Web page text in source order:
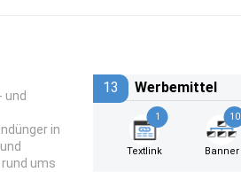
und
in
ums
13 Werbemittel
1
Textlink
10
Banner